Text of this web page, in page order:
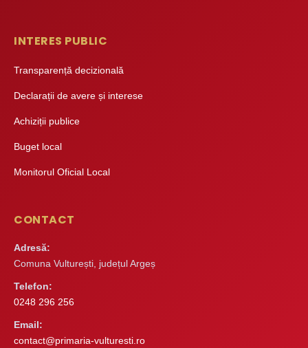
INTERES PUBLIC
Transparență decizională
Declarații de avere și interese
Achiziții publice
Buget local
Monitorul Oficial Local
CONTACT
Adresă:
Comuna Vulturești, județul Argeș
Telefon:
0248 296 256
Email:
contact@primaria-vulturesti.ro